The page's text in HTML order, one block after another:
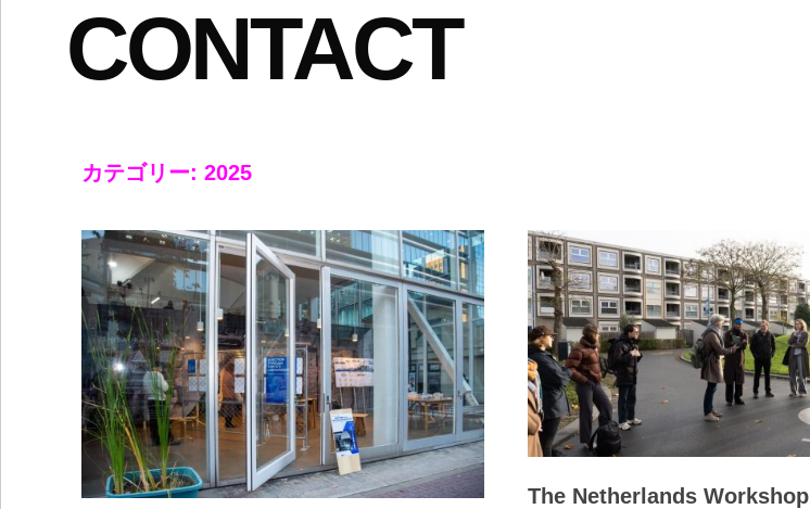
CONTACT
カテゴリー: 2025
The Netherlands Workshop